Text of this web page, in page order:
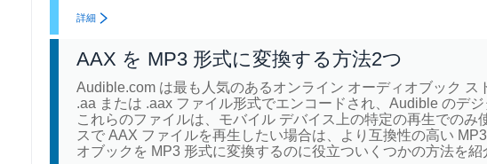
詳細
AAX を MP3 形式に変換する方法2つ
Audible.com は最も人気のあるオンライン オーディオブック
.aa または .aax ファイル形式でエンコードされ、Audible のデ
これらのファイルは、モバイル デバイス上の特定の再生での
スで AAX ファイルを再生したい場合は、より互換性の高い
オブックを MP3 形式に変換するのに役立ついくつかの方法を紹